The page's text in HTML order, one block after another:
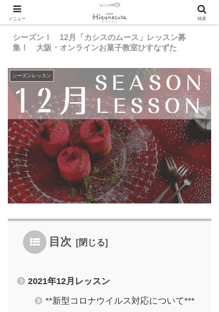
シーズンⅠ 12月「カシスのムース」レッスン募
集！ 大阪・オンラインお菓子教室ひすなずた
シーズンレッスン
目次
2021年12月レッスン
**新型コロナウイルス対応について***
メニュー 検索